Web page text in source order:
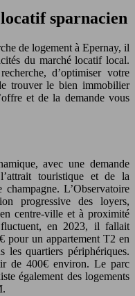
sparnacien
de logement à Epernay, il
du marché locatif local.
d’optimiser votre
trouver le bien immobilier
et de la demande vous
avec une demande
touristique et de la
L’Observatoire
progressive des loyers,
centre-ville et à proximité
en 2023, il fallait
pour un appartement T2 en
les quartiers périphériques.
de 400€ environ. Le parc
également des logements